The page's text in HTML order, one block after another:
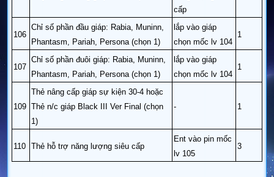
cấp
106
Chỉ số phần đầu giáp: Rabia, Muninn,
Phantasm, Pariah, Persona (chọn 1)
lắp vào giáp
chọn mốc lv 104
1
107
Chỉ số phần đuôi giáp: Rabia, Muninn,
Phantasm, Pariah, Persona (chọn 1)
lắp vào giáp
chọn mốc lv 104
1
109
Thẻ nâng cấp giáp sự kiện 30-4 hoặc
Thẻ n/c giáp Black III Ver Final (chọn
1)
- 1
110 Thẻ hỗ trợ năng lượng siêu cấp
Ent vào pin mốc
lv 105
3